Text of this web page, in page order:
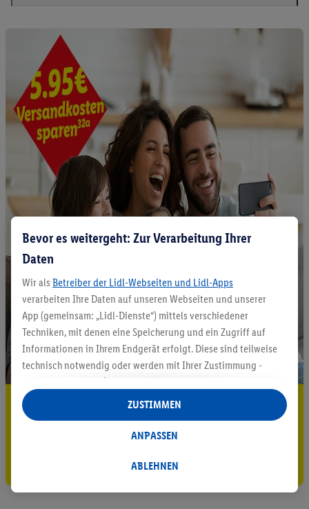
5.95 € Versand sparen³²ᵃ
Gutschein sichern!
Bevor es weitergeht: Zur Verarbeitung Ihrer
Daten
Wir als Betreiber der Lidl-Webseiten und Lidl-Apps
verarbeiten Ihre Daten auf unseren Webseiten und unserer
App (gemeinsam: „Lidl-Dienste“) mittels verschiedener
Techniken, mit denen eine Speicherung und ein Zugriff auf
Informationen in Ihrem Endgerät erfolgt. Diese sind teilweise
technisch notwendig oder werden mit Ihrer Zustimmung -
auch durch Partner (u.a.
Verantwortliche; im Zusammenhang mit dem IAB TCF
insgesamt
Statistik-Erstellung oder für personalisierte Werbung
Datenverarbeitungen für personalisierte Werbung werden
ABLEHNEN
ANPASSEN
ZUSTIMMEN